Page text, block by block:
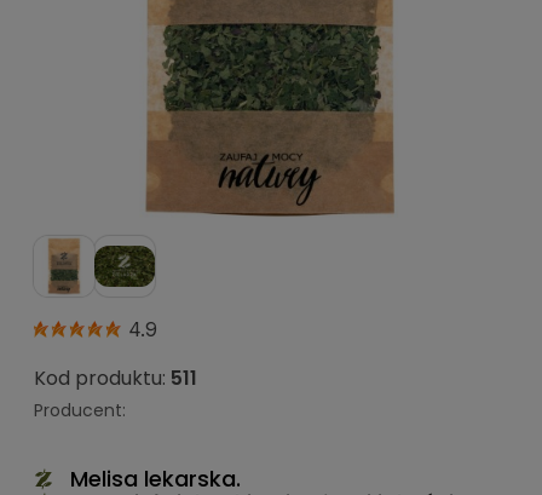
4.9
Kod produktu: 511
Producent:
Melisa lekarska.